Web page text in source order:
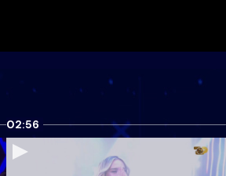
02:56